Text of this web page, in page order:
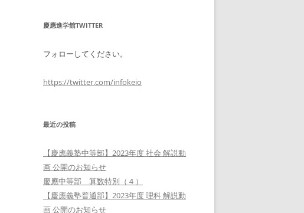
慶應進学館TWITTER
フォローしてください。
https://twitter.com/infokeio
最近の投稿
【慶應義塾中等部】2023年度 社会 解説動
画 公開のお知らせ
慶應中等部 算数特別（４）
【慶應義塾普通部】2023年度 理科 解説動
画 公開のお知らせ